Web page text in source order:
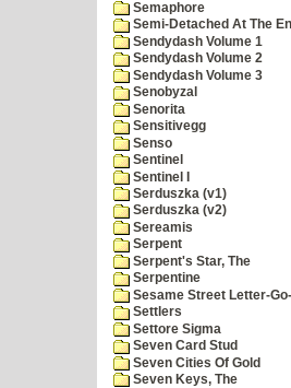
Semaphore
Semi-Detached At The
Sendydash Volume 1
Sendydash Volume 2
Sendydash Volume 3
Senobyzal
Senorita
Sensitivegg
Senso
Sentinel
Sentinel I
Serduszka (v1)
Serduszka (v2)
Sereamis
Serpent
Serpent's Star, The
Serpentine
Sesame Street Letter-
Settlers
Settore Sigma
Seven Card Stud
Seven Cities Of Gold
Seven Keys, The